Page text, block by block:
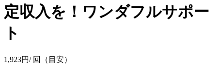
定収入を！ワンダフルサポー
ト
1,923円/ 回（目安）